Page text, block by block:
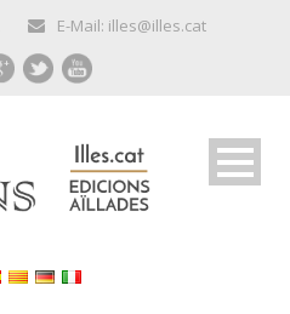
E-Mail: illes@illes.cat